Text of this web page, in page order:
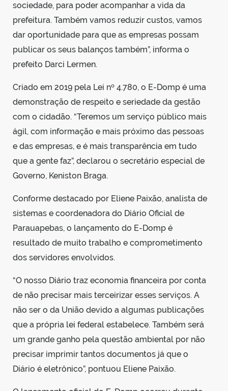
sociedade, para poder acompanhar a vida da
prefeitura. Também vamos reduzir custos, vamos
dar oportunidade para que as empresas possam
publicar os seus balanços também”, informa o
prefeito Darci Lermen.
Criado em 2019 pela Lei nº 4.780, o E-Domp é uma
demonstração de respeito e seriedade da gestão
com o cidadão. “Teremos um serviço público mais
ágil, com informação e mais próximo das pessoas
e das empresas, e é mais transparência em tudo
que a gente faz”, declarou o secretário especial de
Governo, Keniston Braga.
Conforme destacado por Eliene Paixão, analista de
sistemas e coordenadora do Diário Oficial de
Parauapebas, o lançamento do E-Domp é
resultado de muito trabalho e comprometimento
dos servidores envolvidos.
“O nosso Diário traz economia financeira por conta
de não precisar mais terceirizar esses serviços. A
não ser o da União devido a algumas publicações
que a própria lei federal estabelece. Também será
um grande ganho pela questão ambiental por não
precisar imprimir tantos documentos já que o
Diário é eletrônico”, pontuou Eliene Paixão.